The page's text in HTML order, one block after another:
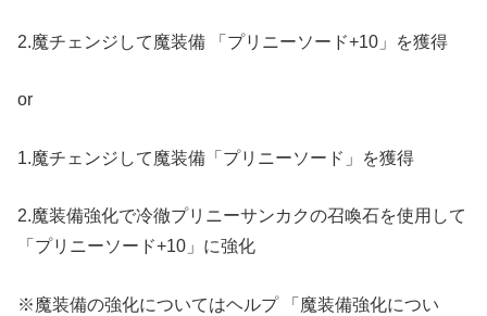
2.魔チェンジして魔装備 「プリニーソード+10」を獲得
or
1.魔チェンジして魔装備「プリニーソード」を獲得
2.魔装備強化で冷徹プリニーサンカクの召喚石を使用して
「プリニーソード+10」に強化
※魔装備の強化についてはヘルプ 「魔装備強化につい